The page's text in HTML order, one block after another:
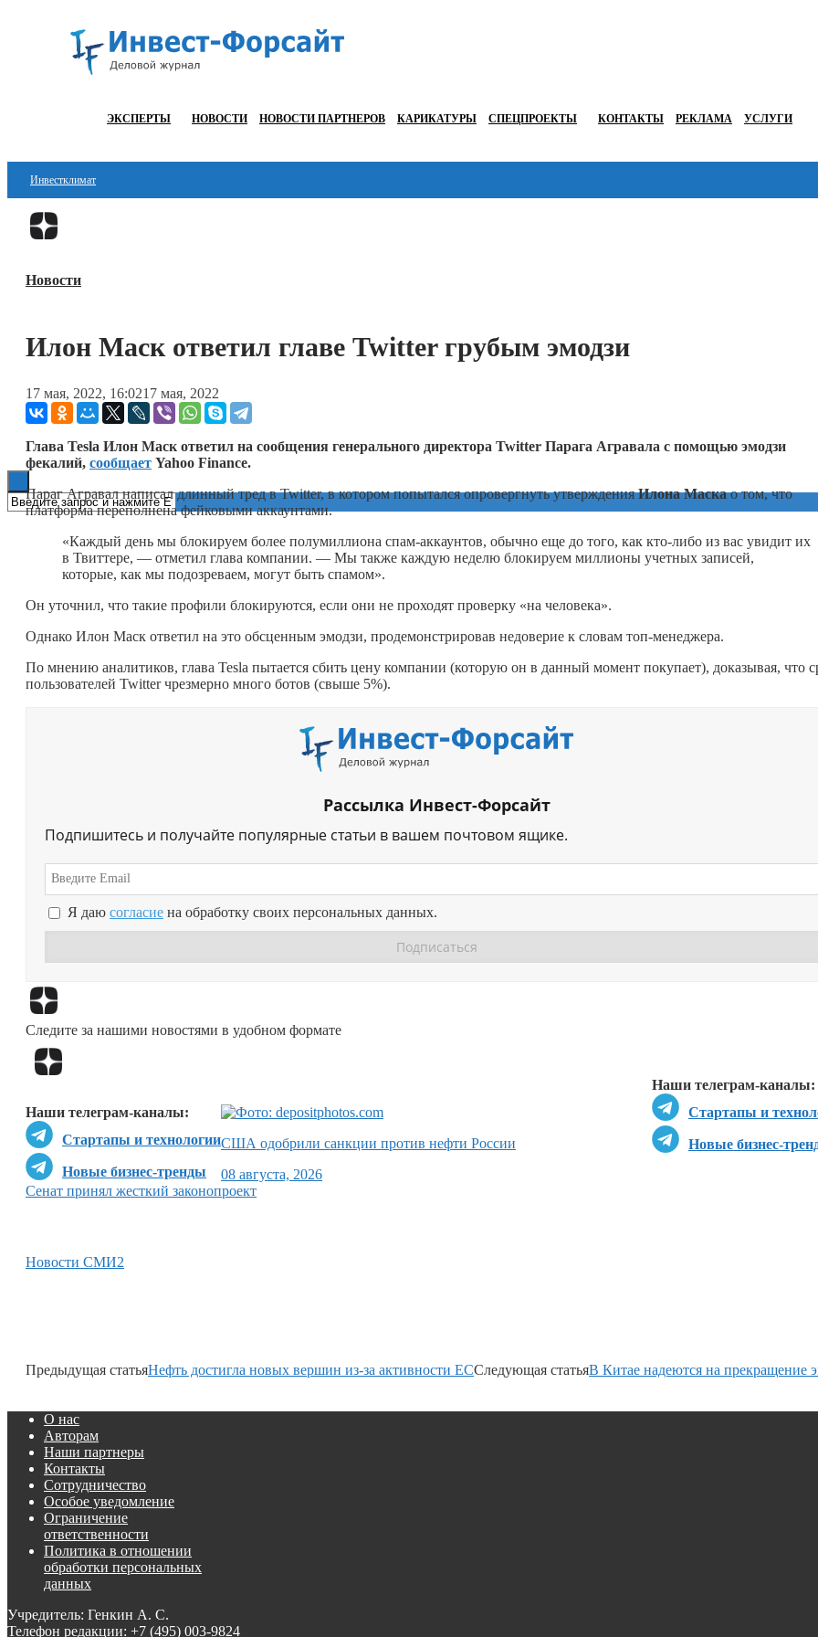
ЭКСПЕРТЫ НОВОСТИ НОВОСТИ ПАРТНЕРОВ КАРИКАТУРЫ СПЕЦПРОЕКТЫ КОНТАКТЫ РЕКЛАМА УСЛУГИ
Инвестклимат
Финансы
Блокчейн
ESG
Новости
Илон Маск ответил главе Twitter грубым эмодзи
17 мая, 2022, 16:0217 мая, 2022
Глава Tesla Илон Маск ответил на сообщения генерального директора Twitter Парага Агравала с помощью эмодзи
фекалий, сообщает Yahoo Finance.
Параг Агравал написал длинный тред в Twitter, в котором попытался опровергнуть утвержденияИлона Маскао том, что
платформа переполнена фейковыми аккаунтами.
«Каждый день мы блокируем более полумиллиона спам-аккаунтов, обычно еще до того, как кто-либо из вас увидит их
в Твиттере, — отметил глава компании. — Мы также каждую неделю блокируем миллионы учетных записей,
которые, как мы подозреваем, могут быть спамом».
Он уточнил, что такие профили блокируются, если они не проходят проверку «на человека».
Однако Илон Маск ответил на это обсценным эмодзи, продемонстрировав недоверие к словам топ-менеджера.
По мнению аналитиков, глава Tesla пытается сбить цену компании (которую он в данный момент покупает), доказывая, что
пользователей Twitter чрезмерно много ботов (свыше 5%).
Рассылка Инвест-Форсайт
Подпишитесь и получайте популярные статьи в вашем почтовом ящике.
Я даю согласие на обработку своих персональных данных.
Следите за нашими новостями в удобном формате
Наши телеграм-каналы:
Стартапы и
Новые бизнес-
Наши телеграм-каналы:
Стартапы и технологии
Новые бизнес-тренды
США одобрили санкции против нефти России
08 августа, 2026
Сенат принял жесткий законопроект
Новости СМИ2
Предыдущая статьяНефть достигла новых вершин из-за активности ЕССледующая статьяВ Китае надеются на прекращение
О нас
Авторам
Наши партнеры
Контакты
Сотрудничество
Особое уведомление
Ограничение
ответственности
Политика в отношении
обработки персональных
данных
Учредитель: Генкин А. С.
Телефон редакции: +7 (495) 003-9824